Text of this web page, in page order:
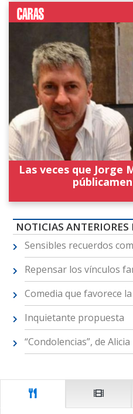
Las veces que Jorge
NOTICIAS ANTERIORES
Sensibles recuerdos
Repensar los vínculos
Comedia que favorece
Inquietante propuesta
“Condolencias”, de